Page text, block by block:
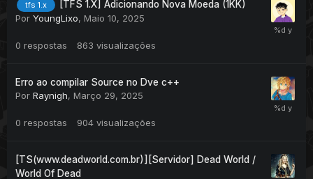
tfs 1.x
[TFS 1.X] Adicionando Nova Moeda (1KK)
Por YoungLixo, Maio 10, 2025
0 respostas 863 visualizações
Erro ao compilar Source no Dve c++
Por Raynigh, Março 29, 2025
0 respostas 904 visualizações
[TS(www.deadworld.com.br)][Servidor] Dead World /
World Of Dead